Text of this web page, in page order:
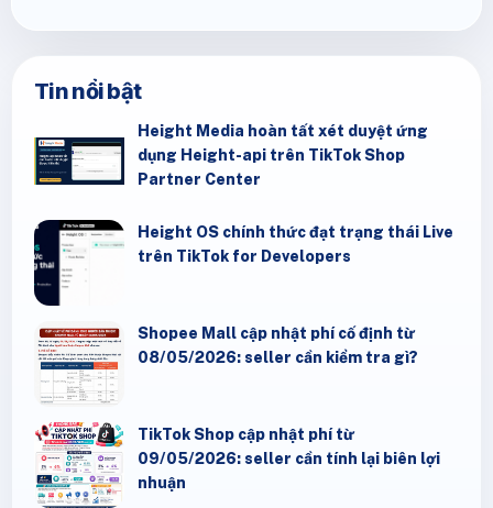
Tin nổi bật
Height Media hoàn tất xét duyệt ứng
dụng Height-api trên TikTok Shop
Partner Center
Height OS chính thức đạt trạng thái Live
trên TikTok for Developers
Shopee Mall cập nhật phí cố định từ
08/05/2026: seller cần kiểm tra gì?
TikTok Shop cập nhật phí từ
09/05/2026: seller cần tính lại biên lợi
nhuận